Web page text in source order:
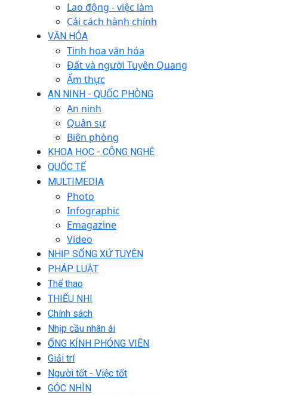
Lao động - việc làm
Cải cách hành chính
VĂN HÓA
Tinh hoa văn hóa
Đất và người Tuyên Quang
Ẩm thực
AN NINH - QUỐC PHÒNG
An ninh
Quân sự
Biên phòng
KHOA HỌC - CÔNG NGHỆ
QUỐC TẾ
MULTIMEDIA
Photo
Infographic
Emagazine
Video
NHỊP SỐNG XỨ TUYÊN
PHÁP LUẬT
Thể thao
THIẾU NHI
Chính sách
Nhịp cầu nhân ái
ỐNG KÍNH PHÓNG VIÊN
Giải trí
Người tốt - Việc tốt
GÓC NHÌN